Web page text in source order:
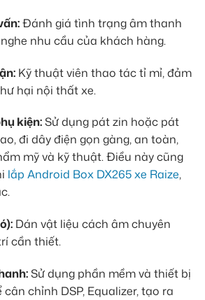
Đánh giá tình trạng âm thanh
nhu cầu của khách hàng.
Kỹ thuật viên thao tác tỉ mỉ, đảm
hại nội thất xe.
kiện:Sử dụng pát zin hoặc pát
đi dây điện gọn gàng, an toàn,
mỹ và kỹ thuật. Điều này cũng
lắp Android Box DX265 xe Raize,
Dán vật liệu cách âm chuyên
cần thiết.
Sử dụng phần mềm và thiết bị
chỉnh DSP, Equalizer, tạo ra